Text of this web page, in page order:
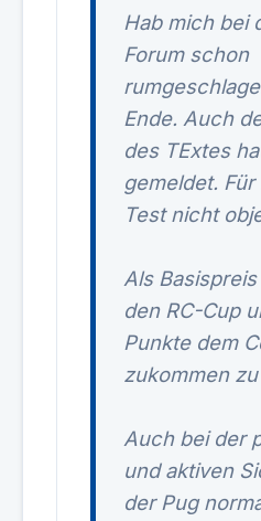
Hab mich bei
Forum schon
Ende. Auch
des TExtes
gemeldet.
Test nicht
Als
den RC-Cup
Punkte dem
zukommen
Auch bei der
und aktiven
der Pug